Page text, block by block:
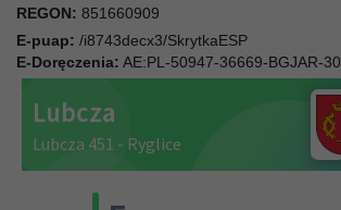
REGON: 851660909
E-puap: /i8743decx3/SkrytkaESP
E-Doręczenia: AE:PL-50947-36669-BGJAR-30